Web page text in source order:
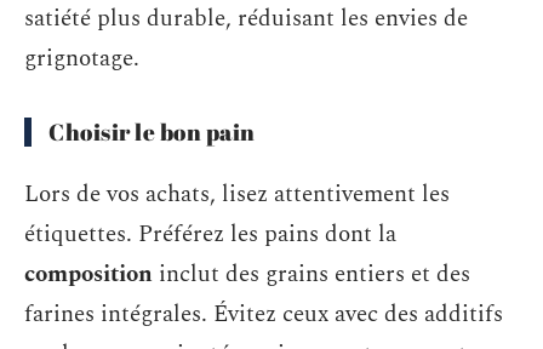
satiété plus durable, réduisant les envies de
grignotage.
Choisir le bon pain
Lors de vos achats, lisez attentivement les
étiquettes. Préférez les pains dont la
composition inclut des grains entiers et des
farines intégrales. Évitez ceux avec des additifs